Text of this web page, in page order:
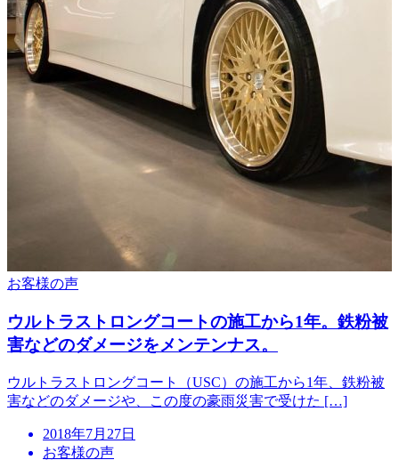
お客様の声
ウルトラストロングコートの施工から1年。鉄粉被
害などのダメージをメンテンナス。
ウルトラストロングコート（USC）の施工から1年、鉄粉被
害などのダメージや、この度の豪雨災害で受けた […]
投
稿
2018年7月27日
お客様の声